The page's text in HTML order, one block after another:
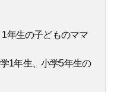
年生の子どものママ
1年生、小学5年生の